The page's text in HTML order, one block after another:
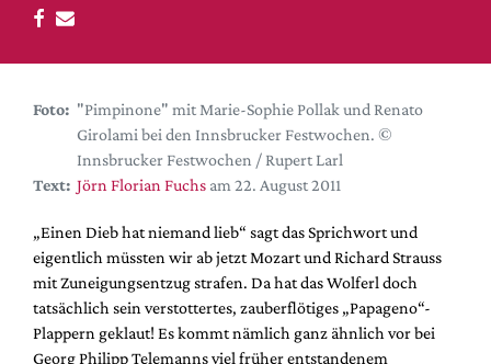
DdB-map
Kalender
Festival-Planer
Hefte
Alle Hefte
Leseproben
Podcast
Service
Shop / Abo
Foto: "Pimpinone" mit Marie-Sophie Pollak und Renato
Girolami bei den Innsbrucker Festwochen. ©
Innsbrucker Festwochen / Rupert Larl
Text: Jörn Florian Fuchs am 22. August 2011
„Einen Dieb hat niemand lieb“ sagt das Sprichwort und
eigentlich müssten wir ab jetzt Mozart und Richard Strauss
mit Zuneigungsentzug strafen. Da hat das Wolferl doch
tatsächlich sein verstottertes, zauberflötiges „Papageno“-
Plappern geklaut! Es kommt nämlich ganz ähnlich vor bei
Georg Philipp Telemanns viel früher entstandenem